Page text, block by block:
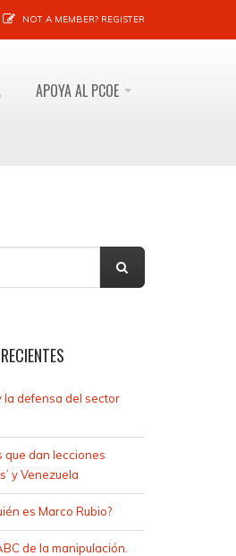
NOT A MEMBER? REGISTER
APOYA AL PCOE
la defensa del sector
que dan lecciones
y Venezuela
es Marco Rubio?
de la manipulación.